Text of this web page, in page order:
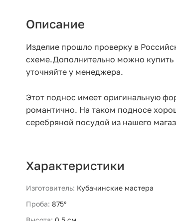
Описание
Изделие прошло проверку в
схеме.Дополнительно можно купить
уточняйте у менеджера.
Этот поднос имеет оригинальную
романтично. На таком подносе
серебряной посудой из нашего
Характеристики
Изготовитель: Кубачинские мастера
Проба: 875°